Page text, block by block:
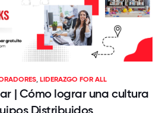
,LIDERAZGO FOR ALL
| Cómo lograr una cultura
Distribuidos